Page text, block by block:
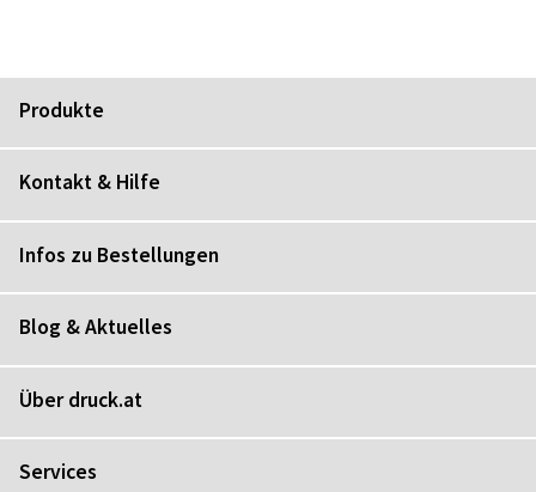
Produkte
Kontakt & Hilfe
Infos zu Bestellungen
Blog & Aktuelles
Über druck.at
Services